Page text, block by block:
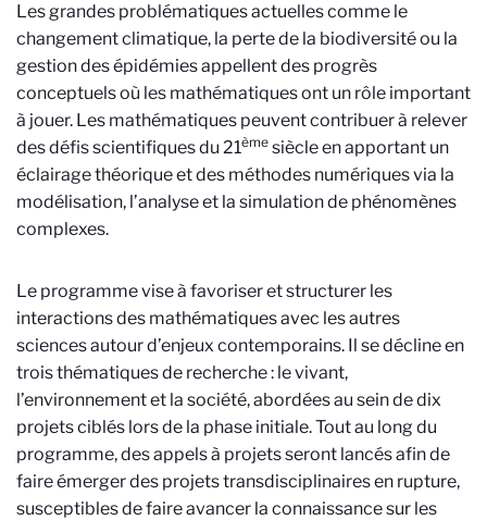
Les grandes problématiques actuelles comme le
changement climatique, la perte de la biodiversité ou la
gestion des épidémies appellent des progrès
conceptuels où les mathématiques ont un rôle important
à jouer. Les mathématiques peuvent contribuer à relever
des défis scientifiques du 21ème siècle en apportant un
éclairage théorique et des méthodes numériques via la
modélisation, l’analyse et la simulation de phénomènes
complexes.
Le programme vise à favoriser et structurer les
interactions des mathématiques avec les autres
sciences autour d’enjeux contemporains. Il se décline en
trois thématiques de recherche : le vivant,
l’environnement et la société, abordées au sein de dix
projets ciblés lors de la phase initiale. Tout au long du
programme, des appels à projets seront lancés afin de
faire émerger des projets transdisciplinaires en rupture,
susceptibles de faire avancer la connaissance sur les